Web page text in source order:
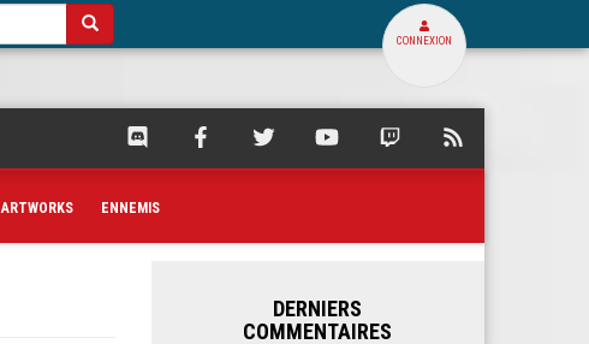
CONNEXION
SQUARE
DISCORD
SQUARE SQUARE SQUARE SQUARE
ARTWORKS ENNEMIS
DERNIERS
COMMENTAIRES